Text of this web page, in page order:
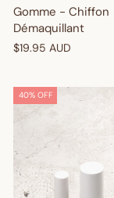
Gomme - Chiffon
Démaquillant
$19.95 AUD
40% OFF